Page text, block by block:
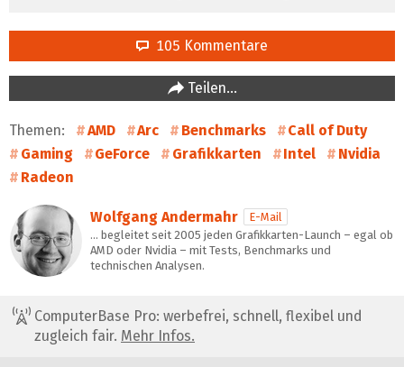
105 Kommentare
Teilen…
Themen: AMD Arc Benchmarks
Call of Duty
Gaming
GeForce Grafikkarten Intel
Nvidia
Radeon
Wolfgang Andermahr
E-Mail
… begleitet seit 2005 jeden Grafikkarten-Launch – egal ob
AMD oder Nvidia – mit Tests, Benchmarks und
technischen Analysen.
ComputerBase Pro: werbefrei, schnell, flexibel und
zugleich fair. Mehr Infos.